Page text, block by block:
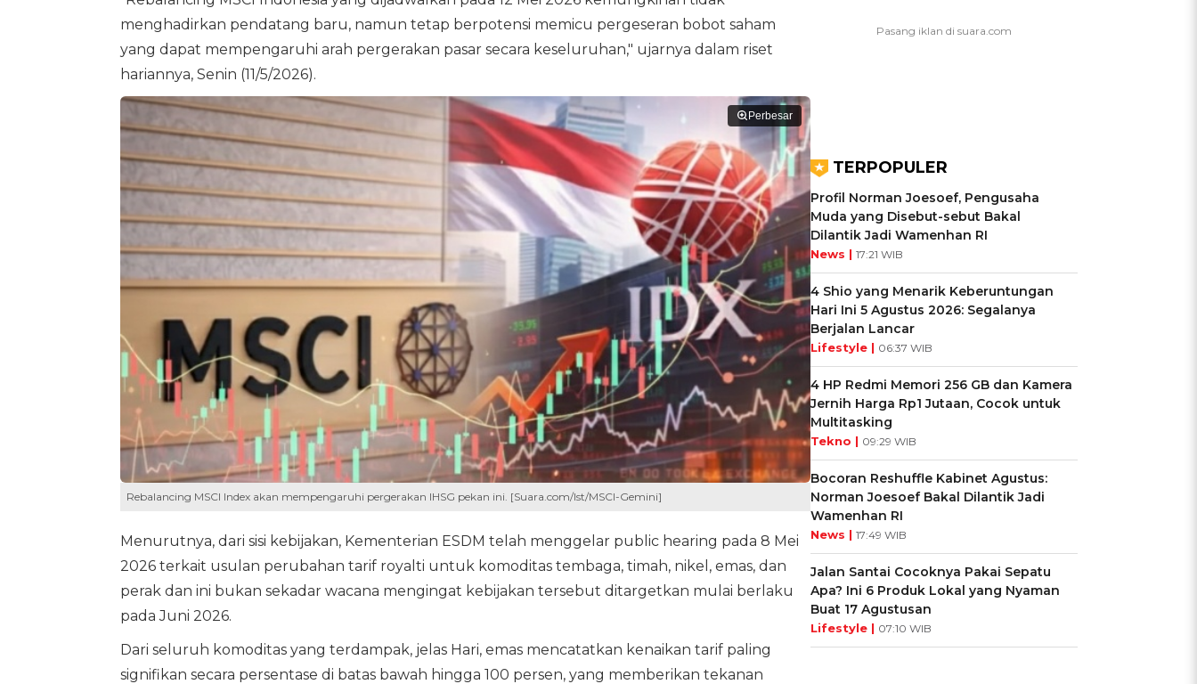
menghadirkan pendatang baru, namun tetap berpotensi memicu pergeseran bobot saham
yang dapat mempengaruhi arah pergerakan pasar secara keseluruhan," ujarnya dalam riset
hariannya, Senin (11/5/2026).
Perbesar
Rebalancing MSCI Index akan mempengaruhi pergerakan IHSG pekan ini. [Suara.com/Ist/MSCI-Gemini]
Menurutnya, dari sisi kebijakan, Kementerian ESDM telah menggelar public hearing pada 8 Mei
2026 terkait usulan perubahan tarif royalti untuk komoditas tembaga, timah, nikel, emas, dan
perak dan ini bukan sekadar wacana mengingat kebijakan tersebut ditargetkan mulai berlaku
pada Juni 2026.
Dari seluruh komoditas yang terdampak, jelas Hari, emas mencatatkan kenaikan tarif paling
signifikan secara persentase di batas bawah hingga 100 persen, yang memberikan tekanan
TERPOPULER
Profil Norman Joesoef, Pengusaha
Muda yang Disebut-sebut Bakal
Dilantik Jadi Wamenhan RI
News | 17:21 WIB
4 Shio yang Menarik Keberuntungan
Hari Ini 5 Agustus 2026: Segalanya
Berjalan Lancar
Lifestyle | 06:37 WIB
4 HP Redmi Memori 256 GB dan Kamera
Jernih Harga Rp1 Jutaan, Cocok untuk
Multitasking
Tekno | 09:29 WIB
Bocoran Reshuffle Kabinet Agustus:
Norman Joesoef Bakal Dilantik Jadi
Wamenhan RI
News | 17:49 WIB
Jalan Santai Cocoknya Pakai Sepatu
Apa? Ini 6 Produk Lokal yang Nyaman
Buat 17 Agustusan
Lifestyle | 07:10 WIB